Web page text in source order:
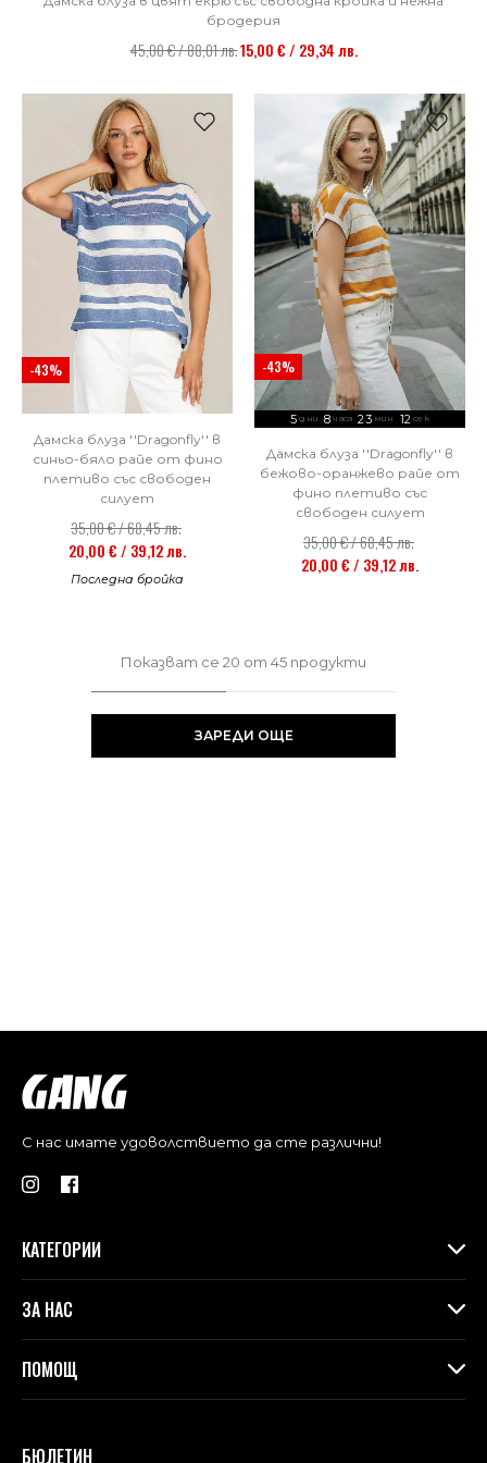
бродерия
45,00 € / 88,01 лв.15,00 € / 29,34 лв.
-43%
Дамска блуза ''Dragonfly'' в
синьо-бяло райе от фино
плетиво със свободен
силует
35,00 € / 68,45 лв.
20,00 € / 39,12 лв.
Последна бройка
-43%
5 дни 8 часа 23 мин 10 сек
Дамска блуза ''Dragonfly'' в
бежово-оранжево райе от
фино плетиво със
свободен силует
35,00 € / 68,45 лв.
20,00 € / 39,12 лв.
Показват се 20 от 45 продукти
ЗАРЕДИ ОЩЕ
С нас имате удоволствието да сте различни!
КАТЕГОРИИ
Макси колекция
ЗА НАС
Контакти
ПОМОЩ
БЮЛЕТИН